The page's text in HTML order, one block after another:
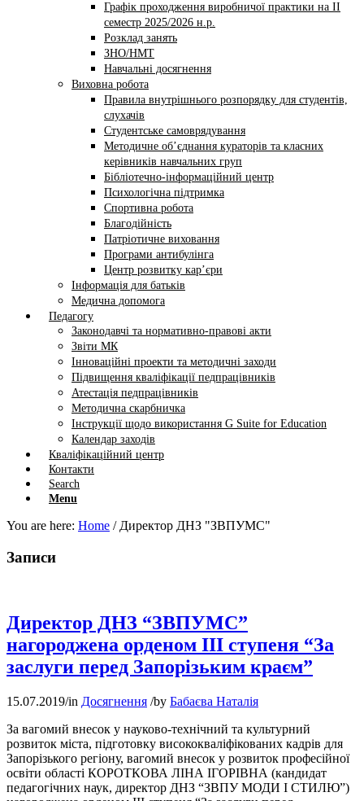
Графік проходження виробничої практики на II
семестр 2025/2026 н.р.
Розклад занять
ЗНО/НМТ
Навчальні досягнення
Виховна робота
Правила внутрішнього розпорядку для студентів,
слухачів
Студентське самоврядування
Методичне об’єднання кураторів та класних
керівників навчальних груп
Бібліотечно-інформаційний центр
Психологічна підтримка
Спортивна робота
Благодійність
Патріотичне виховання
Програми антибулінга
Центр розвитку кар’єри
Інформація для батьків
Медична допомога
Педагогу
Законодавчі та нормативно-правові акти
Звіти МК
Інноваційні проекти та методичні заходи
Підвищення кваліфікації педпрацівників
Атестація педпрацівників
Методична скарбничка
Інструкції щодо використання G Suite for Education
Календар заходів
Кваліфікаційний центр
Контакти
Search
Menu
You are here: Home / Директор ДНЗ "ЗВПУМС"
Записи
Директор ДНЗ “ЗВПУМС”
нагороджена орденом ІІІ ступеня “За
заслуги перед Запорізьким краєм”
15.07.2019/in Досягнення /by Бабаєва Наталія
За вагомий внесок у науково-технічний та культурний
розвиток міста, підготовку висококваліфікованих кадрів для
Запорізького регіону, вагомий внесок у розвиток професійної
освіти області КОРОТКОВА ЛІНА ІГОРІВНА (кандидат
педагогічних наук, директор ДНЗ “ЗВПУ МОДИ І СТИЛЮ”)